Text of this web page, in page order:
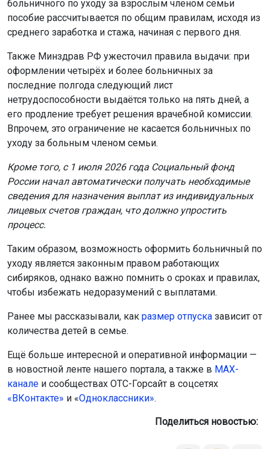
больничного по уходу за взрослым членом семьи
пособие рассчитывается по общим правилам, исходя из
среднего заработка и стажа, начиная с первого дня.
Также Минздрав РФ ужесточил правила выдачи: при
оформлении четырёх и более больничных за
последние полгода следующий лист
нетрудоспособности выдаётся только на пять дней, а
его продление требует решения врачебной комиссии.
Впрочем, это ограничение не касается больничных по
уходу за больным членом семьи.
Кроме того, с 1 июля 2026 года Социальный фонд
России начал автоматически получать необходимые
сведения для назначения выплат из индивидуальных
лицевых счетов граждан, что должно упростить
процесс.
Таким образом, возможность оформить больничный по
уходу является законным правом работающих
сибиряков, однако важно помнить о сроках и правилах,
чтобы избежать недоразумений с выплатами.
Ранее мы рассказывали, как размер отпуска зависит от
количества детей в семье.
Ещё больше интересной и оперативной информации —
в новостной ленте нашего портала, а также в МАХ-
канале и сообществах ОТС-Горсайт в соцсетях
«ВКонтакте» и «Одноклассники».
Поделиться новостью: